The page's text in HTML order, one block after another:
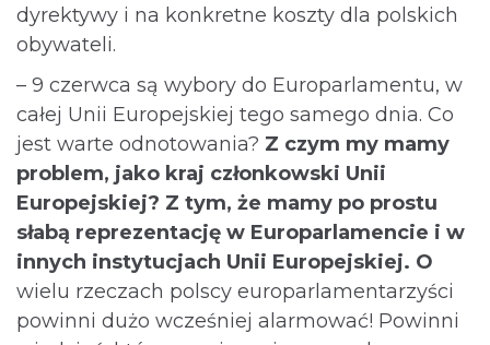
dyrektywy i na konkretne koszty dla polskich
obywateli.
– 9 czerwca są wybory do Europarlamentu, w
całej Unii Europejskiej tego samego dnia. Co
jest warte odnotowania? Z czym my mamy
problem, jako kraj członkowski Unii
Europejskiej? Z tym, że mamy po prostu
słabą reprezentację w Europarlamencie i w
innych instytucjach Unii Europejskiej. O
wielu rzeczach polscy europarlamentarzyści
powinni dużo wcześniej alarmować! Powinni